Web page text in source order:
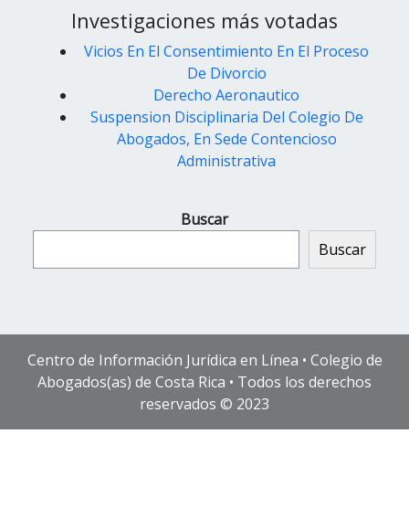
Investigaciones más votadas
Vicios En El Consentimiento En El Proceso
De Divorcio
Derecho Aeronautico
Suspension Disciplinaria Del Colegio De
Abogados, En Sede Contencioso
Administrativa
Buscar
Buscar
Centro de Información Jurídica en Línea • Colegio de
Abogados(as) de Costa Rica • Todos los derechos
reservados © 2023